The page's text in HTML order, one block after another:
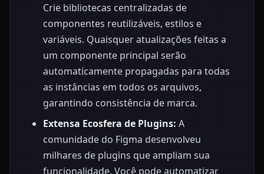
Crie bibliotecas centralizadas de
componentes reutilizáveis, estilos e
variáveis. Quaisquer atualizações feitas a
um componente principal serão
automaticamente propagadas para todas
as instâncias em todos os arquivos,
garantindo consistência de marca.
Extensa Ecosfera de Plugins: A
comunidade do Figma desenvolveu
milhares de plugins que ampliam sua
funcionalidade. Você pode automatizar